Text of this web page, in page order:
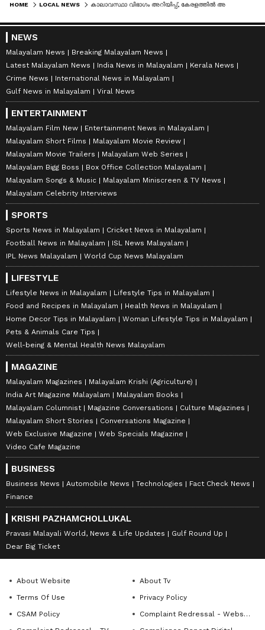
HOME LOCAL NEWS
NEWS
Malayalam News
Breaking Malayalam News
Latest Malayalam News
India News in Malayalam
Kerala News
Crime News
International News in Malayalam
Gulf News in Malayalam
Viral News
ENTERTAINMENT
Malayalam Film New
Entertainment News in Malayalam
Malayalam Short Films
Malayalam Movie Review
Malayalam Movie Trailers
Malayalam Web Series
Malayalam Bigg Boss
Box Office Collection Malayalam
Malayalam Songs & Music
Malayalam Miniscreen & TV News
Malayalam Celebrity Interviews
SPORTS
Sports News in Malayalam
Cricket News in Malayalam
Football News in Malayalam
ISL News Malayalam
IPL News Malayalam
World Cup News Malayalam
LIFESTYLE
Lifestyle News in Malayalam
Lifestyle Tips in Malayalam
Food and Recipes in Malayalam
Health News in Malayalam
Home Decor Tips in Malayalam
Woman Lifestyle Tips in Malayalam
Pets & Animals Care Tips
Well-being & Mental Health News Malayalam
MAGAZINE
Malayalam Magazines
Malayalam Krishi (Agriculture)
India Art Magazine Malayalam
Malayalam Books
Malayalam Columnist
Magazine Conversations
Culture Magazines
Malayalam Short Stories
Conversations Magazine
Web Exclusive Magazine
Web Specials Magazine
Video Cafe Magazine
BUSINESS
Business News Automobile News Technologies
Fact Check News
Finance
KRISHI PAZHAMCHOLLUKAL
Pravasi Malayali World, News & Life Updates
Gulf Round Up
Dear Big Ticket
About Website
About Tv
Terms Of Use
Privacy Policy
CSAM Policy
Complaint Redressal - Website